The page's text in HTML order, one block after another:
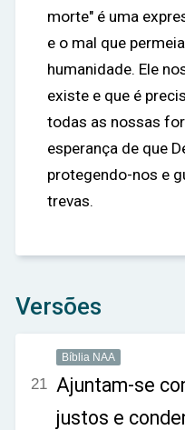
morte" é uma
e o mal que
humanidade. Ele
existe e que é
todas as nossas
esperança de que
protegendo-nos e
trevas.
Versões
Bíblia NAA
21 Ajuntam-se
justos e